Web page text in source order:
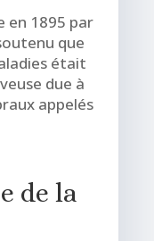
en 1895 par
que
était
due à
appelés
de la